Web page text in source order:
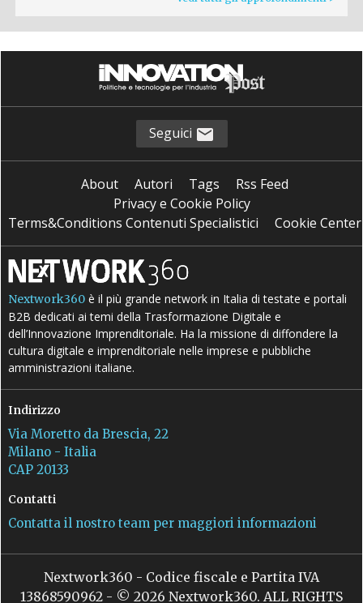
Seguici
About Autori Tags
Rss Feed
Privacy e Cookie Policy
Terms&Conditions Contenuti Specialistici
Cookie Center
Nextwork360 è il più grande network in Italia di testate e portali
B2B dedicati ai temi della Trasformazione Digitale e
dell’Innovazione Imprenditoriale. Ha la missione di diffondere la
cultura digitale e imprenditoriale nelle imprese e pubbliche
amministrazioni italiane.
Indirizzo
Via Moretto da Brescia, 22
Milano - Italia
CAP 20133
Contatti
Contatta il nostro team per maggiori informazioni
Nextwork360 - Codice fiscale e Partita IVA
13868590962 - © 2026 Nextwork360. ALL RIGHTS